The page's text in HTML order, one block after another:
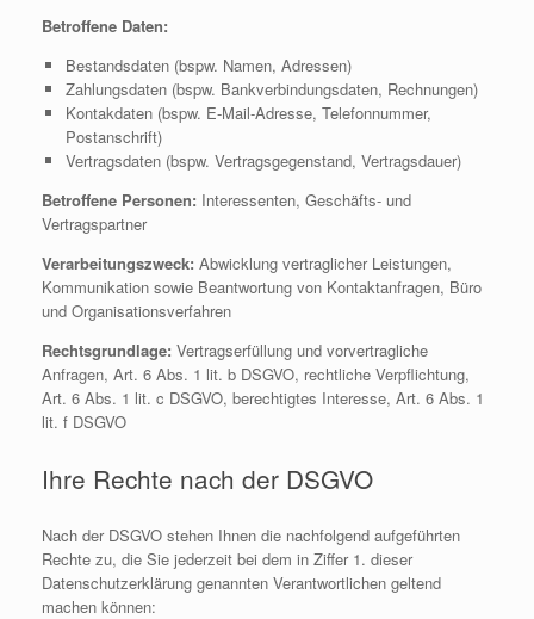
Betroffene Daten:
Bestandsdaten (bspw. Namen, Adressen)
Zahlungsdaten (bspw. Bankverbindungsdaten, Rechnungen)
Kontakdaten (bspw. E-Mail-Adresse, Telefonnummer,
Postanschrift)
Vertragsdaten (bspw. Vertragsgegenstand, Vertragsdauer)
Betroffene Personen: Interessenten, Geschäfts- und
Vertragspartner
Verarbeitungszweck: Abwicklung vertraglicher Leistungen,
Kommunikation sowie Beantwortung von Kontaktanfragen, Büro
und Organisationsverfahren
Rechtsgrundlage: Vertragserfüllung und vorvertragliche
Anfragen, Art. 6 Abs. 1 lit. b DSGVO, rechtliche Verpflichtung,
Art. 6 Abs. 1 lit. c DSGVO, berechtigtes Interesse, Art. 6 Abs. 1
lit. f DSGVO
Ihre Rechte nach der DSGVO
Nach der DSGVO stehen Ihnen die nachfolgend aufgeführten
Rechte zu, die Sie jederzeit bei dem in Ziffer 1. dieser
Datenschutzerklärung genannten Verantwortlichen geltend
machen können: